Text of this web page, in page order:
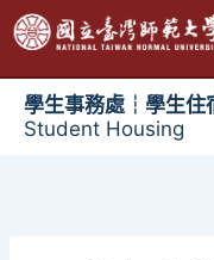
至
學生事務處┆學生住
Student Housing